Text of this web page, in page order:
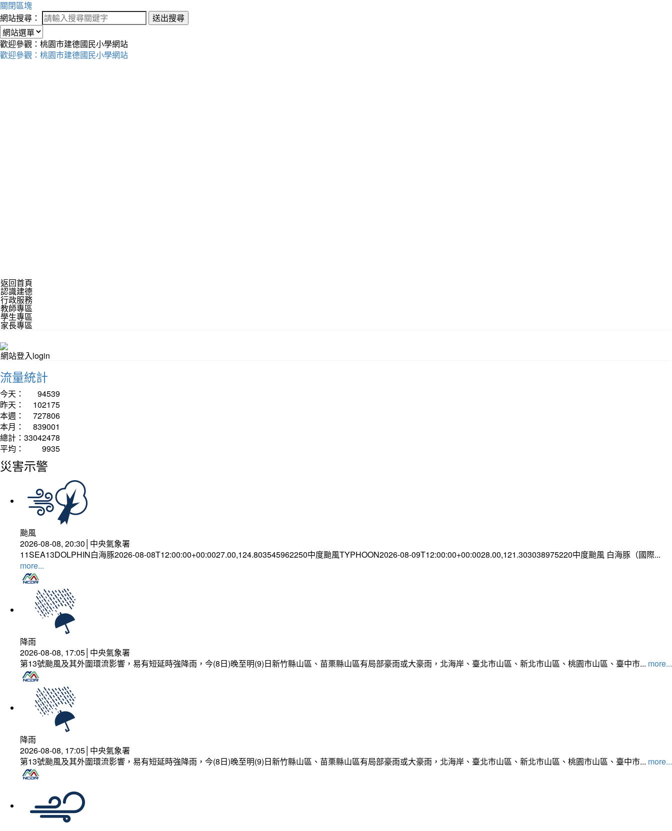
關閉區塊
網站搜尋：
送出搜尋
歡迎參觀：桃園市建德國民小學網站
歡迎參觀：桃園市建德國民小學網站
返回首頁
認識建德
行政服務
教師專區
學生專區
家長專區
網站登入login
流量統計
今天：
94539
昨天：
102175
本週：
727806
本月：
839001
總計： 33042478
平均：
9935
災害示警
颱風
2026-08-08, 20:30│中央氣象署
11SEA13DOLPHIN白海豚2026-08-08T12:00:00+00:0027.00,124.803545962250中度颱風TYPHOON2026-08-09T12:00:00+00:0028.00,121.303038975220中度颱風 白海豚（國際...
more...
降雨
2026-08-08, 17:05│中央氣象署
第13號颱風及其外圍環流影響，易有短延時強降雨，今(8日)晚至明(9)日新竹縣山區、苗栗縣山區有局部豪雨或大豪雨，北海岸、臺北市山區、新北市山區、桃園市山區、臺中市... more...
降雨
2026-08-08, 17:05│中央氣象署
第13號颱風及其外圍環流影響，易有短延時強降雨，今(8日)晚至明(9)日新竹縣山區、苗栗縣山區有局部豪雨或大豪雨，北海岸、臺北市山區、新北市山區、桃園市山區、臺中市... more...